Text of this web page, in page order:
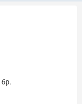
бр.